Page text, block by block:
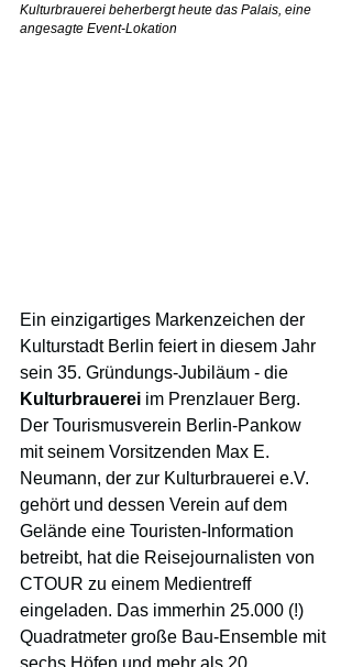
Kulturbrauerei beherbergt heute das Palais, eine
angesagte Event-Lokation
Ein einzigartiges Markenzeichen der
Kulturstadt Berlin feiert in diesem Jahr
sein 35. Gründungs-Jubiläum - die
Kulturbrauerei im Prenzlauer Berg.
Der Tourismusverein Berlin-Pankow
mit seinem Vorsitzenden Max E.
Neumann, der zur Kulturbrauerei e.V.
gehört und dessen Verein auf dem
Gelände eine Touristen-Information
betreibt, hat die Reisejournalisten von
CTOUR zu einem Medientreff
eingeladen. Das immerhin 25.000 (!)
Quadratmeter große Bau-Ensemble mit
sechs Höfen und mehr als 20